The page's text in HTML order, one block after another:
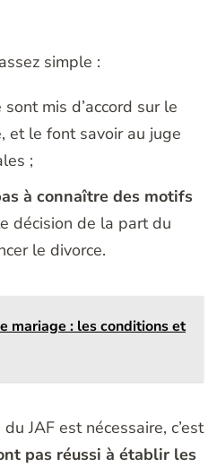
simple :
mis d’accord sur le
et le font savoir au juge
;
à connaître des motifs
décision de la part du
le divorce.
mariage : les conditions et
JAF est nécessaire, c’est
pas réussi à établir les